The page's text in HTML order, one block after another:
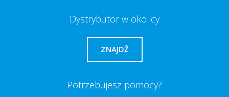
Dystrybutor w okolicy
ZNAJDŹ
Potrzebujesz pomocy?